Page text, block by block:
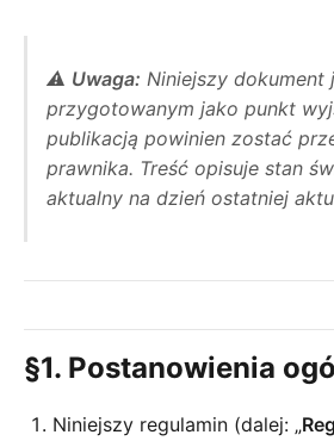
⚠️ Uwaga: Niniejszy dokument
przygotowanym jako punkt
publikacją powinien zostać
prawnika. Treść opisuje stan
aktualny na dzień ostatniej
§1. Postanowienia
Niniejszy regulamin (dalej: „